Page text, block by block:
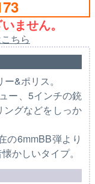
ません。
ちら
&ポリス。
ー、5インチの銃
グなどをしっか
の6mmBB弾より
かしいタイプ。